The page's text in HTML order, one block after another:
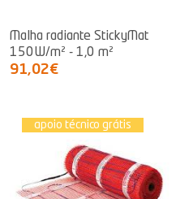
Malha radiante StickyMat
150W/m² - 1,0 m²
91,02€
apoio técnico grátis